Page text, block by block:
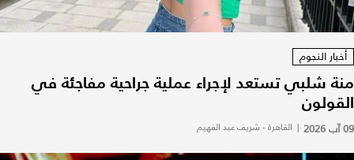
أخبار النجوم
منة شلبي تستعد لإجراء عملية جراحية مفاجئة في
القولون
09 آب 2026 | القاهرة - شريف عبد الفهيم